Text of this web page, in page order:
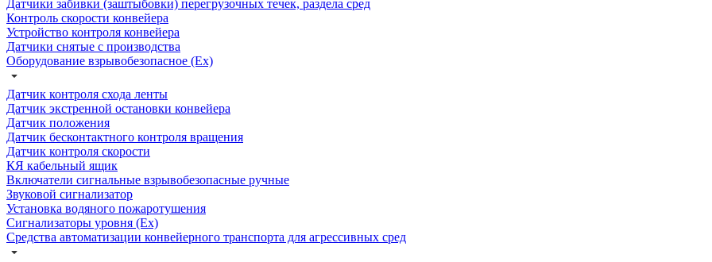
Датчики забивки (заштыбовки) перегрузочных течек, раздела сред
Контроль скорости конвейера
Устройство контроля конвейера
Датчики снятые с производства
Оборудование взрывобезопасное (Ex)
Датчик контроля схода ленты
Датчик экстренной остановки конвейера
Датчик положения
Датчик бесконтактного контроля вращения
Датчик контроля скорости
КЯ кабельный ящик
Включатели сигнальные взрывобезопасные ручные
Звуковой сигнализатор
Установка водяного пожаротушения
Сигнализаторы уровня (Ех)
Средства автоматизации конвейерного транспорта для агрессивных сред